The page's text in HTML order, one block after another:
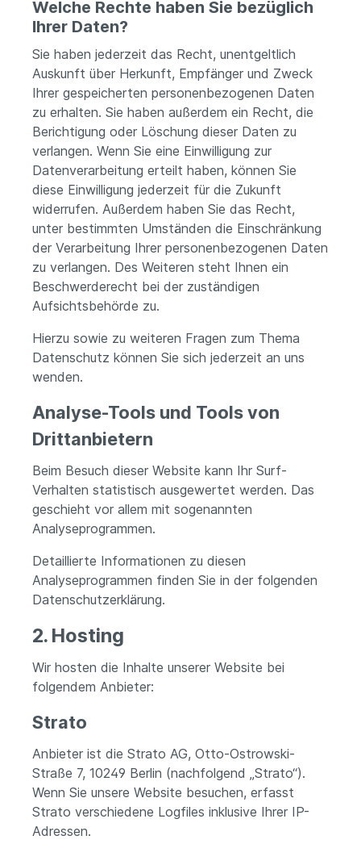
Welche Rechte haben Sie bezüglich
Ihrer Daten?
Sie haben jederzeit das Recht, unentgeltlich
Auskunft über Herkunft, Empfänger und Zweck
Ihrer gespeicherten personenbezogenen Daten
zu erhalten. Sie haben außerdem ein Recht, die
Berichtigung oder Löschung dieser Daten zu
verlangen. Wenn Sie eine Einwilligung zur
Datenverarbeitung erteilt haben, können Sie
diese Einwilligung jederzeit für die Zukunft
widerrufen. Außerdem haben Sie das Recht,
unter bestimmten Umständen die Einschränkung
der Verarbeitung Ihrer personenbezogenen Daten
zu verlangen. Des Weiteren steht Ihnen ein
Beschwerderecht bei der zuständigen
Aufsichtsbehörde zu.
Hierzu sowie zu weiteren Fragen zum Thema
Datenschutz können Sie sich jederzeit an uns
wenden.
Analyse-Tools und Tools von
Dritt­anbietern
Beim Besuch dieser Website kann Ihr Surf-
Verhalten statistisch ausgewertet werden. Das
geschieht vor allem mit sogenannten
Analyseprogrammen.
Detaillierte Informationen zu diesen
Analyseprogrammen finden Sie in der folgenden
Datenschutzerklärung.
2. Hosting
Wir hosten die Inhalte unserer Website bei
folgendem Anbieter:
Strato
Anbieter ist die Strato AG, Otto-Ostrowski-
Straße 7, 10249 Berlin (nachfolgend „Strato“).
Wenn Sie unsere Website besuchen, erfasst
Strato verschiedene Logfiles inklusive Ihrer IP-
Adressen.